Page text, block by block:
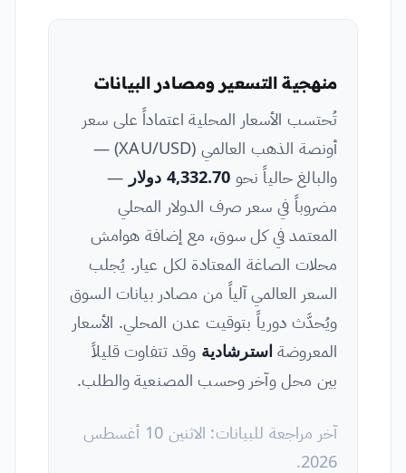
منهجية التسعير ومصادر البيانات
تُحتسب الأسعار المحلية اعتماداً على سعر
أونصة الذهب العالمي (XAU/USD) —
والبالغ حالياً نحو 4,332.70 دولار
—
مضروباً في سعر صرف الدولار المحلي
المعتمد في كل سوق، مع إضافة هوامش
محلات الصاغة المعتادة لكل عيار. يُجلب
السعر العالمي آلياً من مصادر بيانات السوق
ويُحدَّث دورياً بتوقيت عدن المحلي. الأسعار
المعروضة استرشادية وقد تتفاوت قليلاً
بين محل وآخر وحسب المصنعية والطلب.
آخر مراجعة للبيانات: الاثنين 10 أغسطس
2026.